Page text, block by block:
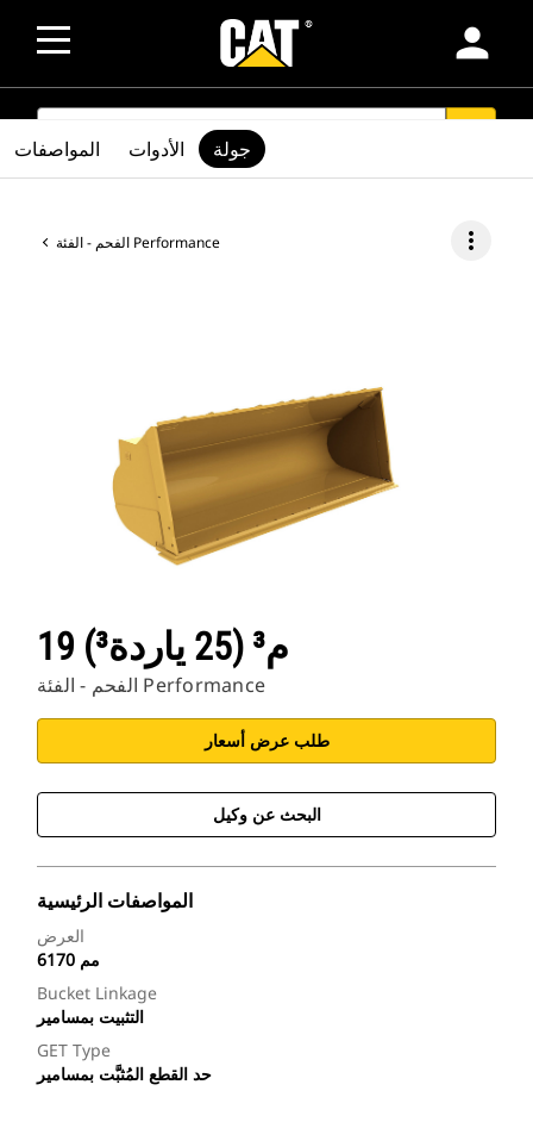
person
SEARCH
الفحم - الفئة Performance more_vert
19 م³ (25 ياردة³)
الفحم - الفئة Performance
طلب عرض أسعار
البحث عن وكيل
المواصفات الرئيسية
العرض
6170 مم
Bucket Linkage
التثبيت بمسامير
GET Type
حد القطع المُثبَّت بمسامير
المواصفات الأدوات جولة